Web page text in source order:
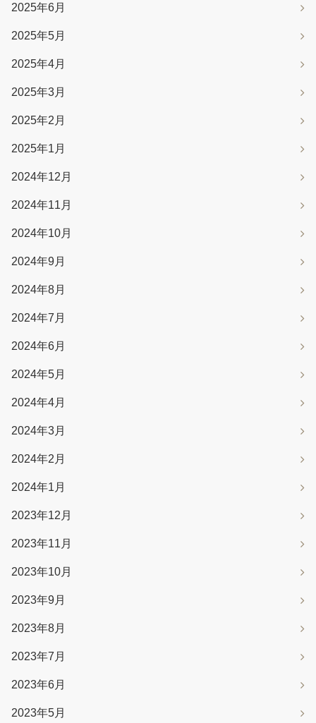
2025年6月
2025年5月
2025年4月
2025年3月
2025年2月
2025年1月
2024年12月
2024年11月
2024年10月
2024年9月
2024年8月
2024年7月
2024年6月
2024年5月
2024年4月
2024年3月
2024年2月
2024年1月
2023年12月
2023年11月
2023年10月
2023年9月
2023年8月
2023年7月
2023年6月
2023年5月